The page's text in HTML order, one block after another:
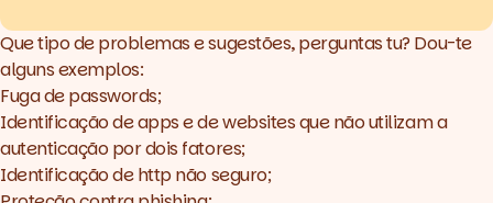
Que tipo de problemas e sugestões, perguntas tu? Dou-te
alguns exemplos:
Fuga de passwords;
Identificação de apps e de websites que não utilizam a
autenticação por dois fatores;
Identificação de http não seguro;